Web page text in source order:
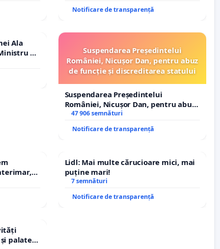
Notificare de transparență
Ala
al
Suspendarea Președintelui
României, Nicușor Dan, pentru abuz
de funcție și discreditarea statului
Suspendarea Președintelui
României, Nicușor Dan, pentru abuz
de funcție și discreditarea statului
47 906 semnături
Notificare de transparență
Lidl: Mai multe cărucioare mici, mai
puține mari!
7 semnături
Notificare de transparență
palatele